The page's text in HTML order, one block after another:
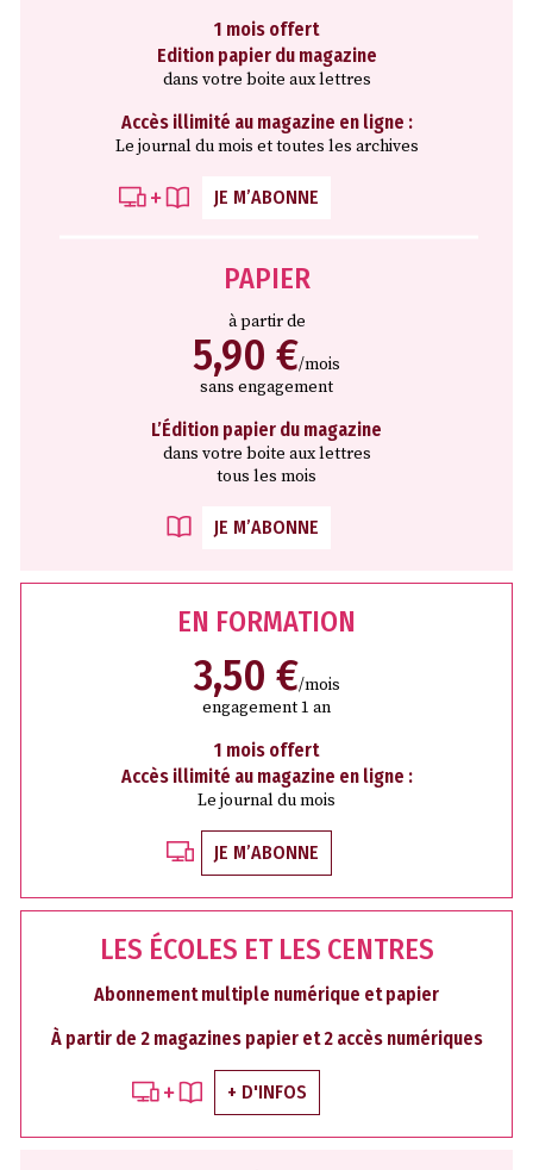
1 mois offert
Edition papier du magazine
dans votre boite aux lettres
Accès illimité au magazine en ligne :
Le journal du mois et toutes les archives
JE M’ABONNE
PAPIER
à partir de
5,90 €/mois
sans engagement
L’Édition papier du magazine
dans votre boite aux lettres
tous les mois
JE M’ABONNE
EN FORMATION
3,50 €/mois
engagement 1 an
1 mois offert
Accès illimité au magazine en ligne :
Le journal du mois
JE M’ABONNE
LES ÉCOLES ET LES CENTRES
Abonnement multiple numérique et papier
À partir de 2 magazines papier et 2 accès numériques
+ D'INFOS